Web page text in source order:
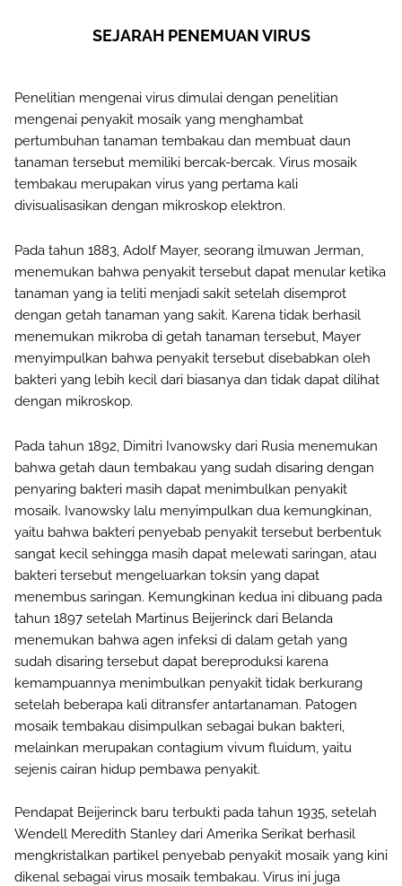
SEJARAH PENEMUAN VIRUS
Penelitian mengenai virus dimulai dengan penelitian
mengenai penyakit mosaik yang menghambat
pertumbuhan tanaman tembakau dan membuat daun
tanaman tersebut memiliki bercak-bercak. Virus mosaik
tembakau merupakan virus yang pertama kali
divisualisasikan dengan mikroskop elektron.
Pada tahun 1883, Adolf Mayer, seorang ilmuwan Jerman,
menemukan bahwa penyakit tersebut dapat menular ketika
tanaman yang ia teliti menjadi sakit setelah disemprot
dengan getah tanaman yang sakit. Karena tidak berhasil
menemukan mikroba di getah tanaman tersebut, Mayer
menyimpulkan bahwa penyakit tersebut disebabkan oleh
bakteri yang lebih kecil dari biasanya dan tidak dapat dilihat
dengan mikroskop.
Pada tahun 1892, Dimitri Ivanowsky dari Rusia menemukan
bahwa getah daun tembakau yang sudah disaring dengan
penyaring bakteri masih dapat menimbulkan penyakit
mosaik. Ivanowsky lalu menyimpulkan dua kemungkinan,
yaitu bahwa bakteri penyebab penyakit tersebut berbentuk
sangat kecil sehingga masih dapat melewati saringan, atau
bakteri tersebut mengeluarkan toksin yang dapat
menembus saringan. Kemungkinan kedua ini dibuang pada
tahun 1897 setelah Martinus Beijerinck dari Belanda
menemukan bahwa agen infeksi di dalam getah yang
sudah disaring tersebut dapat bereproduksi karena
kemampuannya menimbulkan penyakit tidak berkurang
setelah beberapa kali ditransfer antartanaman. Patogen
mosaik tembakau disimpulkan sebagai bukan bakteri,
melainkan merupakan contagium vivum fluidum, yaitu
sejenis cairan hidup pembawa penyakit.
Pendapat Beijerinck baru terbukti pada tahun 1935, setelah
Wendell Meredith Stanley dari Amerika Serikat berhasil
mengkristalkan partikel penyebab penyakit mosaik yang kini
dikenal sebagai virus mosaik tembakau. Virus ini juga